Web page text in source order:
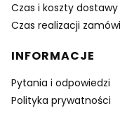
Czas i koszty dostawy
Czas realizacji
INFORMACJE
Pytania i odpowiedzi
Polityka prywatności